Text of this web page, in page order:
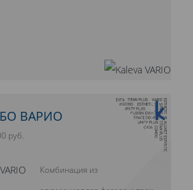
10 ЛЕТ ГАРАНТИИ
ВАРИО
руб.
Комбинация из